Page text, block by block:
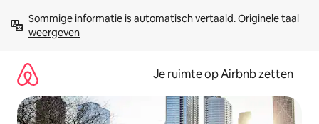
direct
naar
Sommige informatie is automatisch vertaald. Originele taal
weergeven
Je ruimte op Airbnb zetten